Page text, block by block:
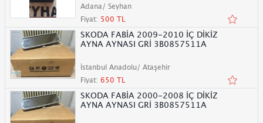
Adana/ Seyhan
Fiyat: 500 TL
SKODA FABİA 2009-2010 İÇ DİKİZ
AYNA AYNASI GRİ 3B0857511A
İstanbul Anadolu/ Ataşehir
Fiyat: 650 TL
SKODA FABİA 2000-2008 İÇ DİKİZ
AYNA AYNASI GRİ 3B0857511A